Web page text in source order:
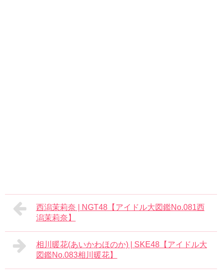
西潟茉莉奈 | NGT48【アイドル大図鑑No.081西
潟茉莉奈】
相川暖花(あいかわほのか) | SKE48【アイドル大
図鑑No.083相川暖花】